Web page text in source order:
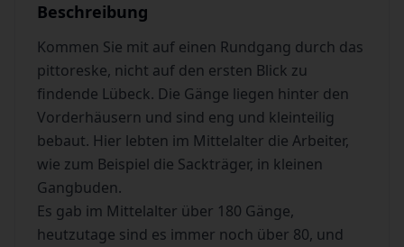
Beschreibung
Kommen Sie mit auf einen Rundgang durch das
pittoreske, nicht auf den ersten Blick zu
findende Lübeck. Die Gänge liegen hinter den
Vorderhäusern und sind eng und kleinteilig
bebaut. Hier lebten im Mittelalter die Arbeiter,
wie zum Beispiel die Sackträger, in kleinen
Gangbuden.
Es gab im Mittelalter über 180 Gänge,
heutzutage sind es immer noch über 80, und